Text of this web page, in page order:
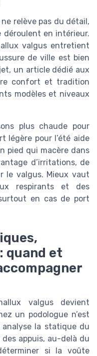
relève pas du détail,
déroulent en intérieur.
valgus entretient
de ville est bien
un article dédié aux
confort et tradition
modèles et niveaux
plus chaude pour
légère pour l’été aide
pied qui macère dans
d’irritations, de
le valgus. Mieux vaut
respirants et des
en cas de port
quand et
valgus devient
un podologue n’est
la statique du
appuis, au-delà du
si la voûte